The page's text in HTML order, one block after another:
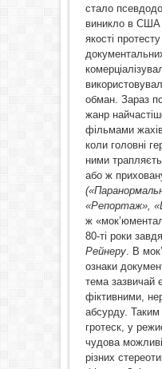
стало
виникло в США
якості
обман. Зараз
жанр
фільмами
коли головні
ними
або ж
«Репортаж»,
ж
80-ті роки
Рейнеру. В
ознаки
тема зазвичай
фіктивними,
абсурду.
гротеск, у
чудова
різних